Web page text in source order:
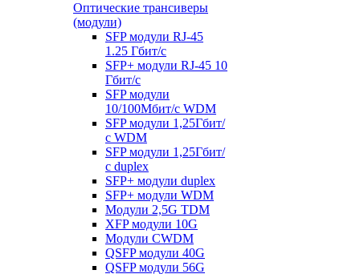
Оптические трансиверы
(модули)
SFP модули RJ-45
1.25 Гбит/c
SFP+ модули RJ-45 10
Гбит/c
SFP модули
10/100Мбит/с WDM
SFP модули 1,25Гбит/
с WDM
SFP модули 1,25Гбит/
с duplex
SFP+ модули duplex
SFP+ модули WDM
Модули 2,5G TDM
XFP модули 10G
Модули CWDM
QSFP модули 40G
QSFP модули 56G